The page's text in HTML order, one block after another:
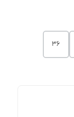
36